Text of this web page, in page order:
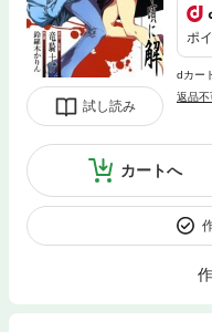
試し読み
ポ
dカー
返品不
カートへ